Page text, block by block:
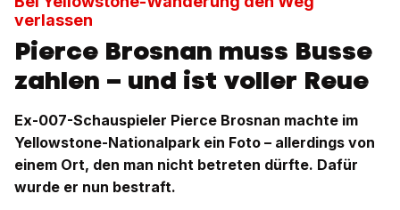
verlassen
Pierce Brosnan muss Busse
zahlen – und ist voller Reue
Ex-007-Schauspieler Pierce Brosnan machte im
Yellowstone-Nationalpark ein Foto – allerdings von
einem Ort, den man nicht betreten dürfte. Dafür
wurde er nun bestraft.